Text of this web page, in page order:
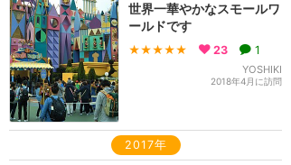
世界一華やかなスモールワ
ールドです
★★★★★ 23 1
YOSHIKI
2018年4月に訪問
2017年